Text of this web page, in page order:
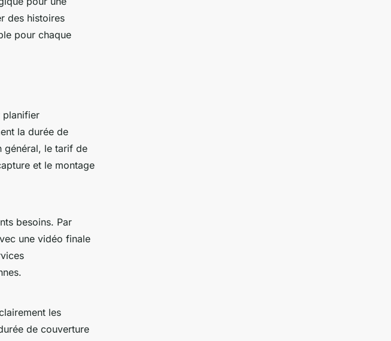
des histoires
pour chaque
planifier
la durée de
général, le tarif de
et le montage
besoins. Par
une vidéo finale
les
de couverture